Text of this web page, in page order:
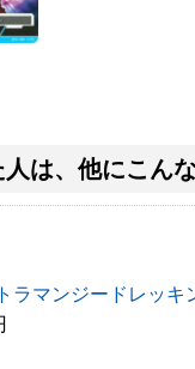
は、他にこん
ラマンジードレッキ